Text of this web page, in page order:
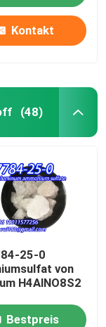
Kontakt
(48)
25-0
von
H4AlNO8S2
Bestpreis